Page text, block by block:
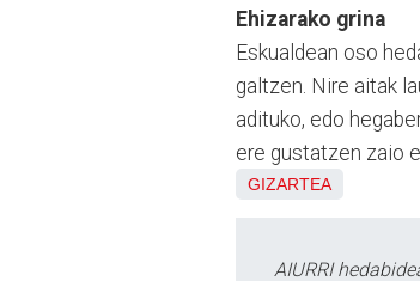
Ehizarako grina
Eskualdean oso
galtzen. Nire aitak
adituko, edo
ere gustatzen zaio
GIZARTEA
AIURRI